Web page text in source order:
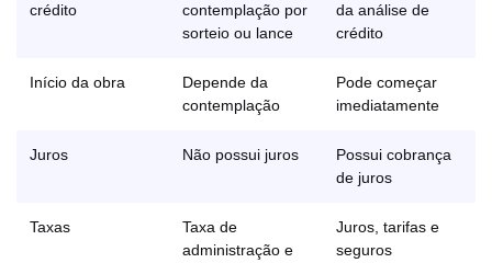
crédito
contemplação por
sorteio ou lance
da análise de
crédito
Início da obra
Depende da
contemplação
Pode começar
imediatamente
Juros Não possui juros
Possui cobrança
de juros
Taxas
Taxa de
administração e
Juros, tarifas e
seguros